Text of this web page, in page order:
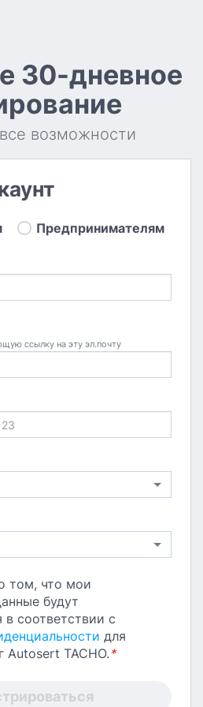
30-дневное
возможности
Предпринимателям
ссылку на эту эл.почту
том, что мои
будут
в соответствии с
для
Autosert TACHO. *